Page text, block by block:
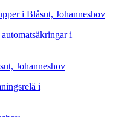
i Blåsut, Johanneshov
i
Johanneshov
i